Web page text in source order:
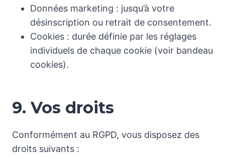
Données marketing : jusqu’à votre
désinscription ou retrait de consentement.
Cookies : durée définie par les réglages
individuels de chaque cookie (voir bandeau
cookies).
9. Vos droits
Conformément au RGPD, vous disposez des
droits suivants :